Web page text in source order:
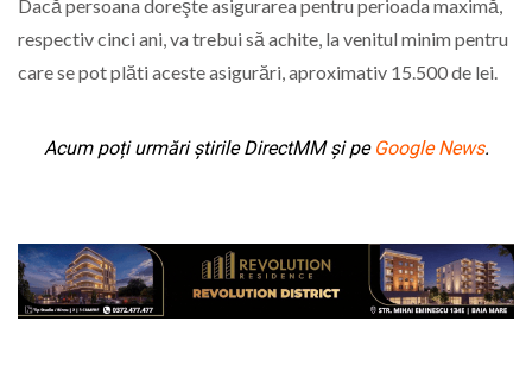
Dacă persoana doreşte asigurarea pentru perioada maximă,
respectiv cinci ani, va trebui să achite, la venitul minim pentru
care se pot plăti aceste asigurări, aproximativ 15.500 de lei.
Acum poți urmări știrile DirectMM și pe Google News.